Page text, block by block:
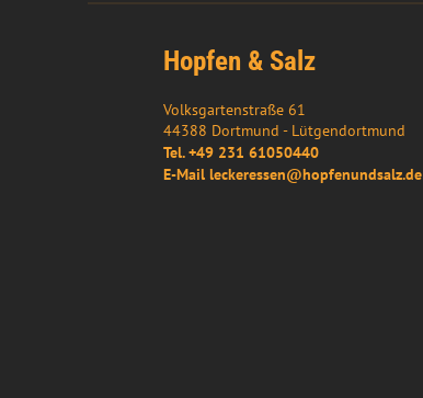
Hopfen & Salz
Volksgartenstraße 61
44388 Dortmund - Lütgendortmund
Tel. +49 231 61050440
E-Mail leckeressen@hopfenundsalz.de